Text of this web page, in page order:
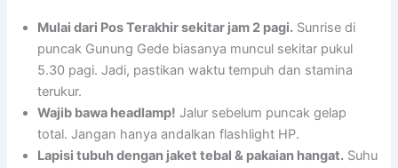
Mulai dari Pos Terakhir sekitar jam 2 pagi. Sunrise di
puncak Gunung Gede biasanya muncul sekitar pukul
5.30 pagi. Jadi, pastikan waktu tempuh dan stamina
terukur.
Wajib bawa headlamp! Jalur sebelum puncak gelap
total. Jangan hanya andalkan flashlight HP.
Lapisi tubuh dengan jaket tebal & pakaian hangat. Suhu